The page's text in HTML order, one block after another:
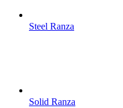
Steel Ranza
Solid Ranza